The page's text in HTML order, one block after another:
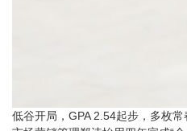
低谷开局，GPA 2.54起步，多枚